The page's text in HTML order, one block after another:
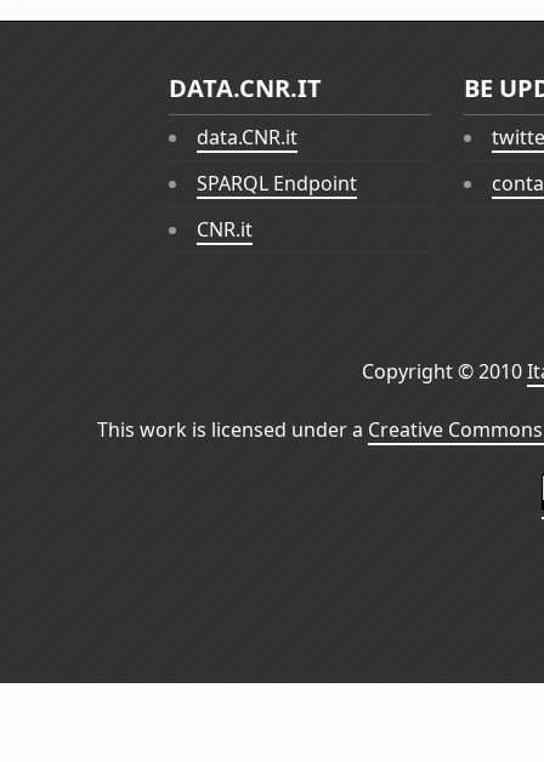
DATA.CNR.IT
data.CNR.it
SPARQL Endpoint
CNR.it
BE
Copyright © 2010
This work is licensed under a Creative